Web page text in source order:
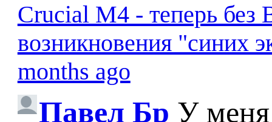
Crucial M4 - теперь без
возникновения "синих
months ago
Павел Бр У меня